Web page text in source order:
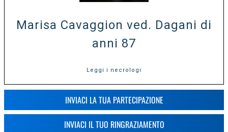
Marisa Cavaggion ved. Dagani di
anni 87
Leggi i necrologi
INVIACI LA TUA PARTECIPAZIONE
INVIACI IL TUO RINGRAZIAMENTO